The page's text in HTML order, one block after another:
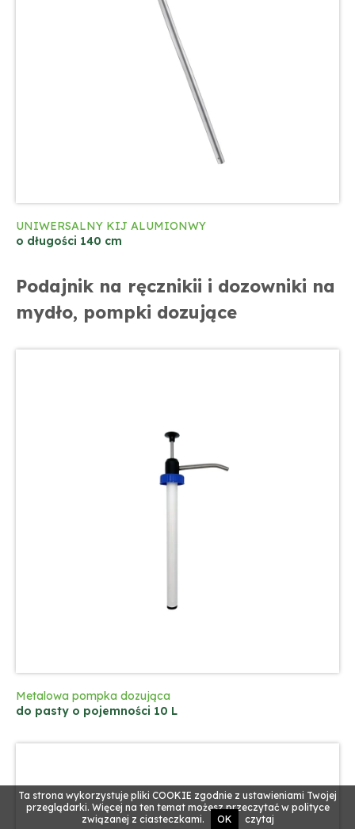
UNIWERSALNY KIJ ALUMIONWY
o długości 140 cm
Podajnik na ręcznikii i dozowniki na
mydło, pompki dozujące
Metalowa pompka dozująca
do pasty o pojemności 10 L
Ta strona wykorzystuje pliki COOKIE zgodnie z ustawieniami Twojej
przeglądarki. Więcej na ten temat możesz przeczytać w polityce
związanej z ciasteczkami.
OK czytaj